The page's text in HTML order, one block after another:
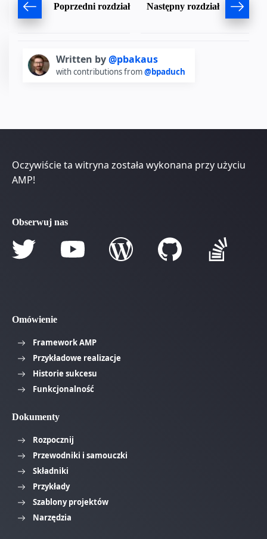
Poprzedni rozdział Następny rozdział
Written by@pbakaus
with contributions from@bpaduch
Oczywiście ta witryna została wykonana przy użyciu
AMP!
Obserwuj nas
Omówienie
Framework AMP
Przykładowe realizacje
Historie sukcesu
Funkcjonalność
Dokumenty
Rozpocznij
Przewodniki i samouczki
Składniki
Przykłady
Szablony projektów
Narzędzia